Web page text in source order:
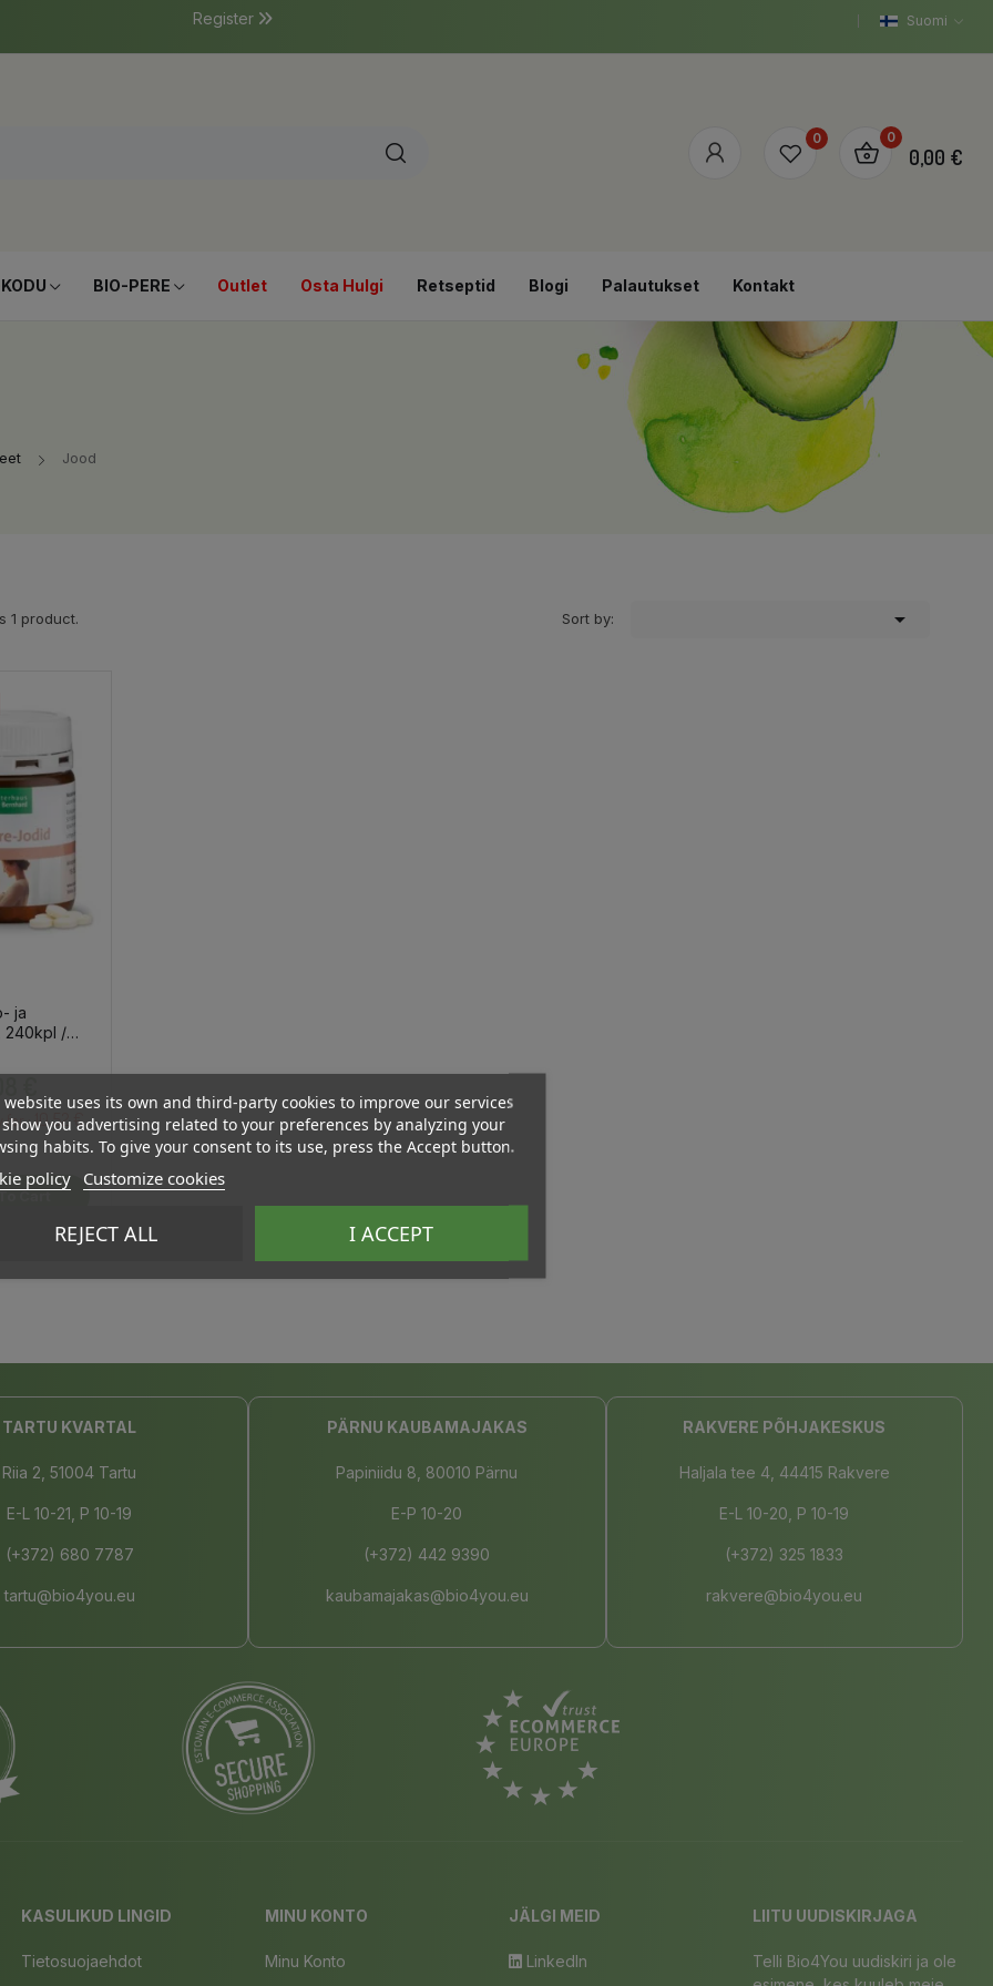
Suomi
Register
0 0
0,00 €
BIO-PERE Outlet Osta Hulgi Retseptid Blogi Palautukset Kontakt
Jood
1 product. Sort by: 
ja
240kpl /
for :10.52 €
Cart
TARTU KVARTAL
Riia 2, 51004 Tartu
E-L 10-21, P 10-19
(+372) 680 7787
tartu@bio4you.eu
PÄRNU KAUBAMAJAKAS
Papiniidu 8, 80010 Pärnu
E-P 10-20
(+372) 442 9390
kaubamajakas@bio4you.eu
RAKVERE PÕHJAKESKUS
Haljala tee 4, 44415 Rakvere
E-L 10-20, P 10-19
(+372) 325 1833
rakvere@bio4you.eu
KASULIKUD LINGID
Tietosuojaehdot
MINU KONTO
Minu Konto
JÄLGI MEID
LinkedIn
LIITU UUDISKIRJAGA
Telli Bio4You uudiskiri ja ole
website uses its own and third-party cookies to improve our services
you advertising related to your preferences by analyzing your
habits. To give your consent to its use, press the Accept button.
policy Customize cookies
REJECT ALL I ACCEPT